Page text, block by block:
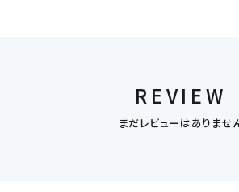
REVIEW
まだレビューはありませ